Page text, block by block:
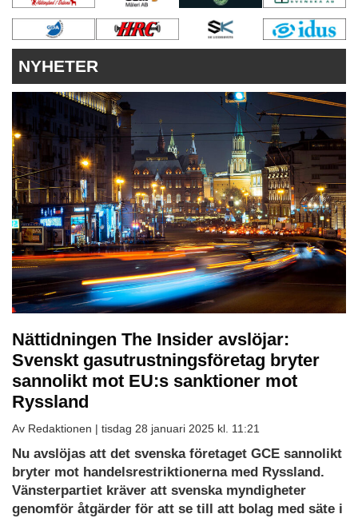
VÅRA ANDRA MAGASIN
PRENUMERERA
ANNONSERA
NYHETER
Nättidningen The Insider avslöjar:
Svenskt gasutrustningsföretag bryter
sannolikt mot EU:s sanktioner mot
Ryssland
Av Redaktionen | tisdag 28 januari 2025 kl. 11:21
Ladda
ned
som
PDF
Nu avslöjas att det svenska företaget GCE sannolikt
bryter mot handelsrestriktionerna med Ryssland.
Vänsterpartiet kräver att svenska myndigheter
genomför åtgärder för att se till att bolag med säte i